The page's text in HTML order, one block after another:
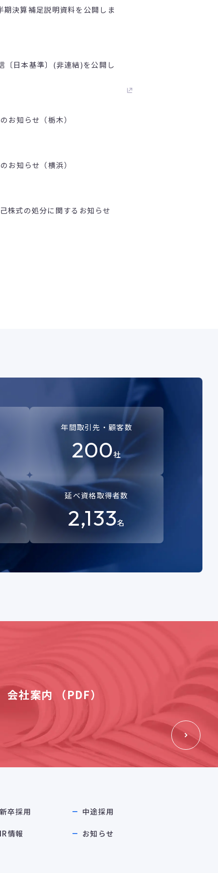
決算補足説明資料を公開しま
〔日本基準〕(非連結)を公開し
お知らせ（栃木）
お知らせ（横浜）
株式の処分に関するお知らせ
年間取引先・顧客数
200社
延べ資格取得者数
2,133名
会社案内 （PDF）
新卒採用 中途採用
IR情報 お知らせ